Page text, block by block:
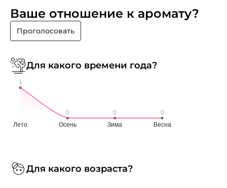
Ваше отношение к аромату?
Проголосовать
Для какого времени года?
Для какого возраста?